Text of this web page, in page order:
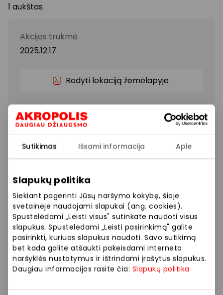
Sutikimas Išsami informacija Apie
Slapukų politika
Siekiant pagerinti Jūsų naršymo kokybę, šioje
svetainėje naudojami slapukai (ang. cookies).
Spustelėdami „Leisti visus" sutinkate naudoti visus
slapukus. Spustelėdami „Leisti pasirinkimą" galite
pasirinkti, kuriuos slapukus naudoti. Savo sutikimą
bet kada galite atšaukti pakeisdami interneto
naršyklės nustatymus ir ištrindami įrašytus slapukus.
Daugiau informacijos rasite čia: Slapukų politika
1 aukštas
Akcijos trukmė
2025.12.17
Rodyti lokaciją žemėlapyje
Šiemet dovanų medžioklė gali būti be streso –
užsukite į Samsung saloną, pasikalbėkite su
ekspertais ir išsirinkite technologiją, kuri iš tikrųjų
pradžiugins jus ir jūsų artimuosius! Jūsų laukia
JBL garso technikai!
Visą gruodžio mėnesį išmanusis telefonas Galaxy S25
Ultra vos už 109,9 €/mėn, Galaxy A56 tik už 329 €, o
Galaxy Watch 7 tik 179 €! Be to, visai JBL garso
technikai taikoma net -30% nuolaida!
Juk šventės tampa lengvesnės, kai geriausi variantai
laukia čia pat! Nepraleiskite gerų pasiūlymų –